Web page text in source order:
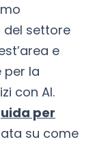
settore
e
per la
con AI.
per
su come